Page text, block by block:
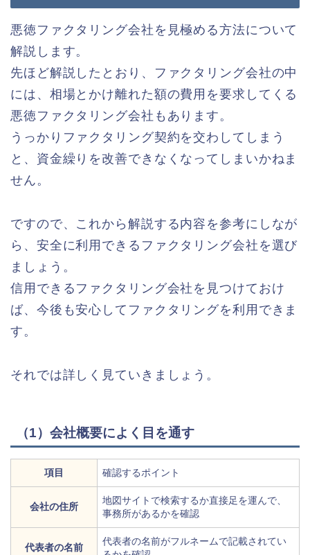
悪徳ファクタリング会社を見極める方法について
解説します。
先ほど解説したとおり、ファクタリング会社の中
には、相場とかけ離れた額の費用を要求してくる
悪徳ファクタリング会社もあります。
うっかりファクタリング契約を交わしてしまう
と、資金繰りを改善できなくなってしまいかねま
せん。
ですので、これから解説する内容を参考にしなが
ら、安全に利用できるファクタリング会社を選び
ましょう。
信用できるファクタリング会社を見つけておけ
ば、今後も安心してファクタリングを利用できま
す。
それでは詳しく見ていきましょう。
（1）会社概要によく目を通す
項目 確認するポイント
会社の住所
地図サイトで検索するか直接足を運んで、
事務所があるかを確認
代表者の名前
代表者の名前がフルネームで記載されてい